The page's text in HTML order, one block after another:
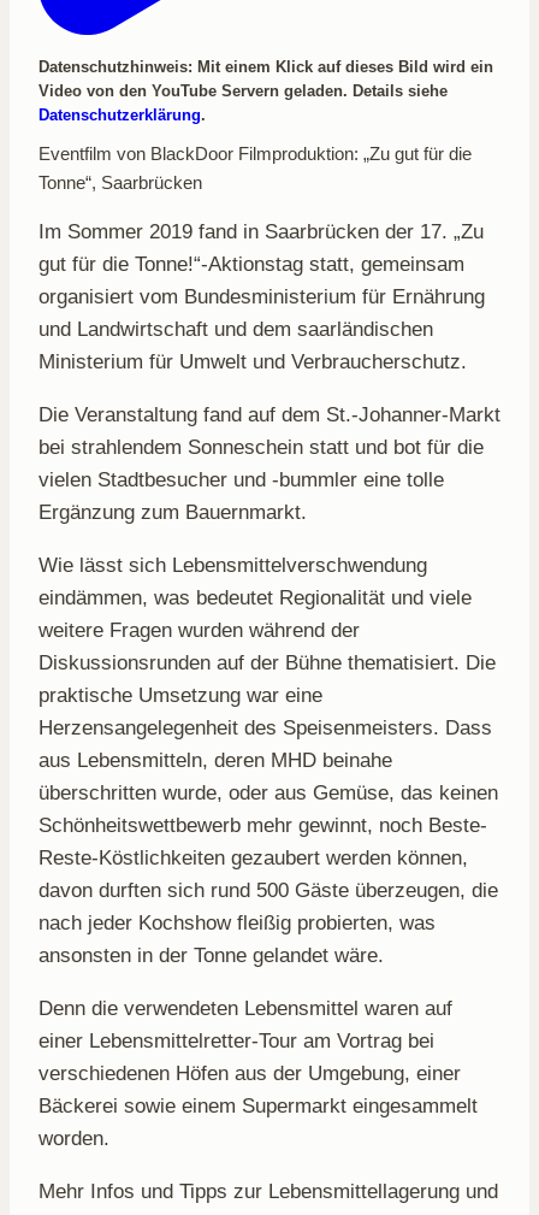
Datenschutzhinweis: Mit einem Klick auf dieses Bild wird ein
Video von den YouTube Servern geladen. Details siehe
Datenschutzerklärung.
Eventfilm von BlackDoor Filmproduktion: „Zu gut für die
Tonne“, Saarbrücken
Im Sommer 2019 fand in Saarbrücken der 17. „Zu
gut für die Tonne!“-Aktionstag statt, gemeinsam
organisiert vom Bundesministerium für Ernährung
und Landwirtschaft und dem saarländischen
Ministerium für Umwelt und Verbraucherschutz.
Die Veranstaltung fand auf dem St.-Johanner-Markt
bei strahlendem Sonneschein statt und bot für die
vielen Stadtbesucher und -bummler eine tolle
Ergänzung zum Bauernmarkt.
Wie lässt sich Lebensmittelverschwendung
eindämmen, was bedeutet Regionalität und viele
weitere Fragen wurden während der
Diskussionsrunden auf der Bühne thematisiert. Die
praktische Umsetzung war eine
Herzensangelegenheit des Speisenmeisters. Dass
aus Lebensmitteln, deren MHD beinahe
überschritten wurde, oder aus Gemüse, das keinen
Schönheitswettbewerb mehr gewinnt, noch Beste-
Reste-Köstlichkeiten gezaubert werden können,
davon durften sich rund 500 Gäste überzeugen, die
nach jeder Kochshow fleißig probierten, was
ansonsten in der Tonne gelandet wäre.
Denn die verwendeten Lebensmittel waren auf
einer Lebensmittelretter-Tour am Vortrag bei
verschiedenen Höfen aus der Umgebung, einer
Bäckerei sowie einem Supermarkt eingesammelt
worden.
Mehr Infos und Tipps zur Lebensmittellagerung und